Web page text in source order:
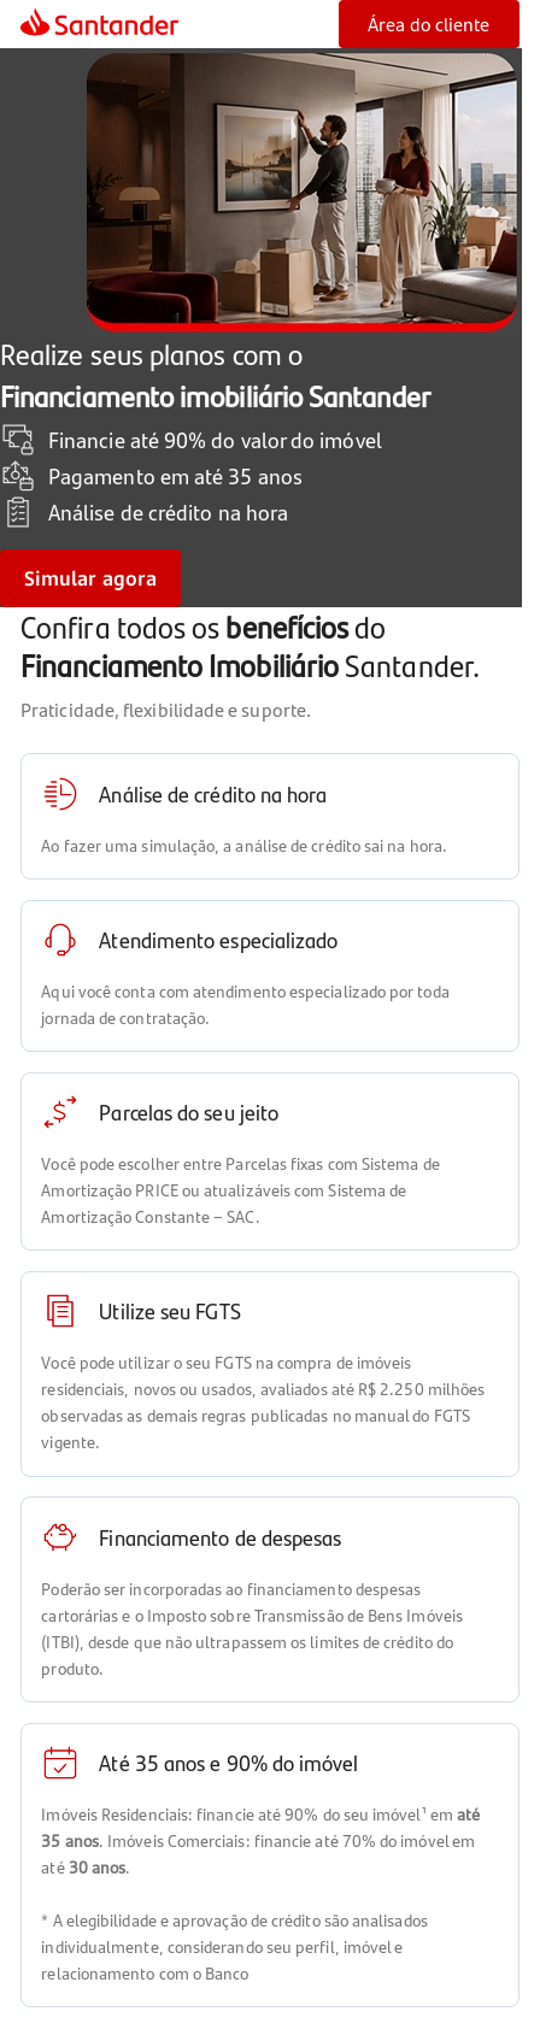
Área do cliente
Realize seus planos com o
Financiamento imobiliário Santander
Financie até 90% do valor do imóvel
Pagamento em até 35 anos
Análise de crédito na hora
Simular agora
Confira todos osbenefíciosdo
Financiamento ImobiliárioSantander.
Praticidade, flexibilidade e suporte.
Análise de crédito na hora
Ao fazer uma simulação, a análise de crédito sai na hora.
Atendimento especializado
Aqui você conta com atendimento especializado por toda
jornada de contratação.
Parcelas do seu jeito
Você pode escolher entre Parcelas fixas com Sistema de
Amortização PRICE ou atualizáveis com Sistema de
Amortização Constante – SAC.
Utilize seu FGTS
Você pode utilizar o seu FGTS na compra de imóveis
residenciais, novos ou usados, avaliados até R$ 2.250 milhões
observadas as demais regras publicadas no manual do FGTS
vigente.
Financiamento de despesas
Poderão ser incorporadas ao financiamento despesas
cartorárias e o Imposto sobre Transmissão de Bens Imóveis
(ITBI), desde que não ultrapassem os limites de crédito do
produto.
Até 35 anos e 90% do imóvel
Imóveis Residenciais: financie até 90% do seu imóvel¹ em até
35 anos. Imóveis Comerciais: financie até 70% do imóvel em
até 30 anos.
* A elegibilidade e aprovação de crédito são analisados
individualmente, considerando seu perfil, imóvel e
relacionamento com o Banco